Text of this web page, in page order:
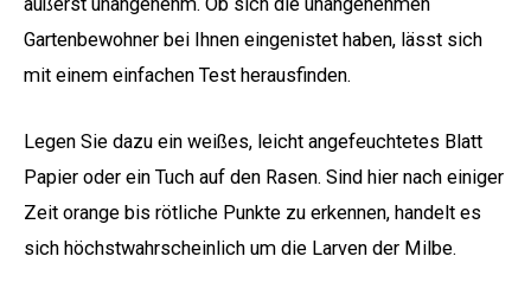
Gartenbewohner bei Ihnen eingenistet haben, lässt sich
mit einem einfachen Test herausfinden.
Legen Sie dazu ein weißes, leicht angefeuchtetes Blatt
Papier oder ein Tuch auf den Rasen. Sind hier nach einiger
Zeit orange bis rötliche Punkte zu erkennen, handelt es
sich höchstwahrscheinlich um die Larven der Milbe.